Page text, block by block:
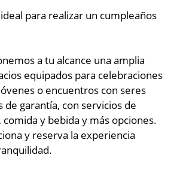
para realizar un cumpleaños
a tu alcance una amplia
equipados para celebraciones
o encuentros con seres
de garantía, con servicios de
y bebida y más opciones.
y reserva la experiencia